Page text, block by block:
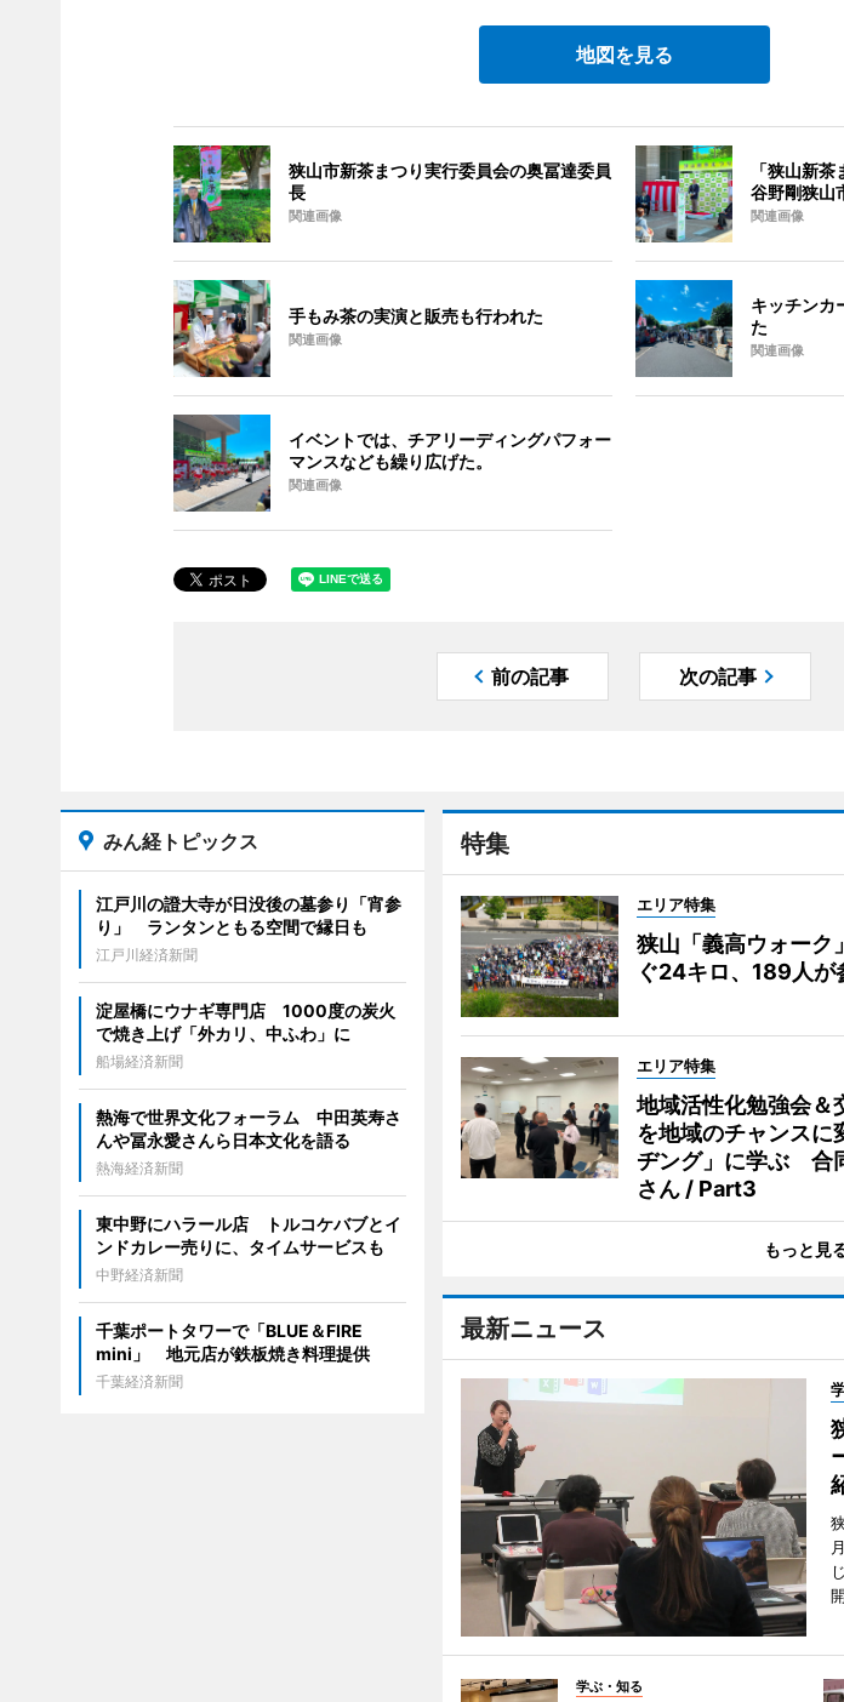
地図を見る
狭山市新茶まつり実行委員会の奥冨達委員
長
関連画像
「狭山新
谷野剛狭山
関連画像
手もみ茶の実演と販売も行われた
関連画像
キッチンカ
た
関連画像
イベントでは、チアリーディングパフォー
マンスなども繰り広げた。
関連画像
前の記事 次の記事
特集
エリア特集
狭山「義高ウォー
ぐ24キロ、189人が
エリア特集
地域活性化勉強会
を地域のチャンスに
ヂング」に学ぶ 合
さん / Part3
もっと見
最新ニュース
学ぶ・知る
みん経トピックス
江戸川の證大寺が日没後の墓参り「宵参
り」 ランタンともる空間で縁日も
江戸川経済新聞
淀屋橋にウナギ専門店 1000度の炭火
で焼き上げ「外カリ、中ふわ」に
船場経済新聞
熱海で世界文化フォーラム 中田英寿さ
んや冨永愛さんら日本文化を語る
熱海経済新聞
東中野にハラール店 トルコケバブとイ
ンドカレー売りに、タイムサービスも
中野経済新聞
千葉ポートタワーで「BLUE＆FIRE
mini」 地元店が鉄板焼き料理提供
千葉経済新聞